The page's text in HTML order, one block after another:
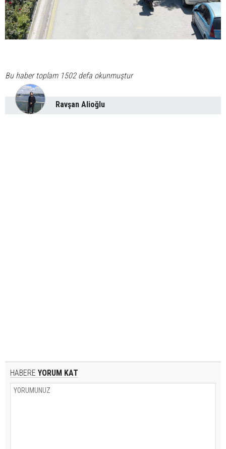
Bu haber toplam 1502 defa okunmuştur
Ravşan Alioğlu
HABERE YORUM KAT